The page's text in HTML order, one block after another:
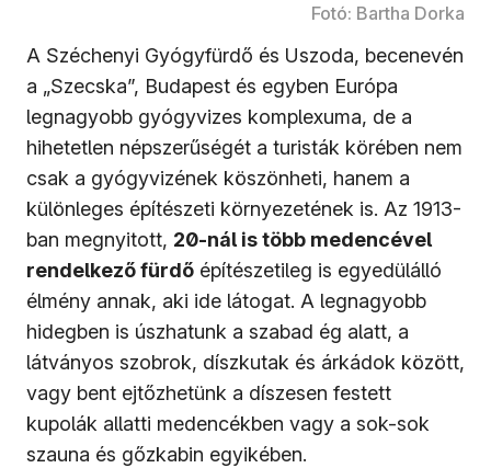
Fotó: Bartha Dorka
A Széchenyi Gyógyfürdő és Uszoda, becenevén
a „Szecska”, Budapest és egyben Európa
legnagyobb gyógyvizes komplexuma, de a
hihetetlen népszerűségét a turisták körében nem
csak a gyógyvizének köszönheti, hanem a
különleges építészeti környezetének is. Az 1913-
ban megnyitott, 20-nál is több medencével
rendelkező fürdő építészetileg is egyedülálló
élmény annak, aki ide látogat. A legnagyobb
hidegben is úszhatunk a szabad ég alatt, a
látványos szobrok, díszkutak és árkádok között,
vagy bent ejtőzhetünk a díszesen festett
kupolák allatti medencékben vagy a sok-sok
szauna és gőzkabin egyikében.